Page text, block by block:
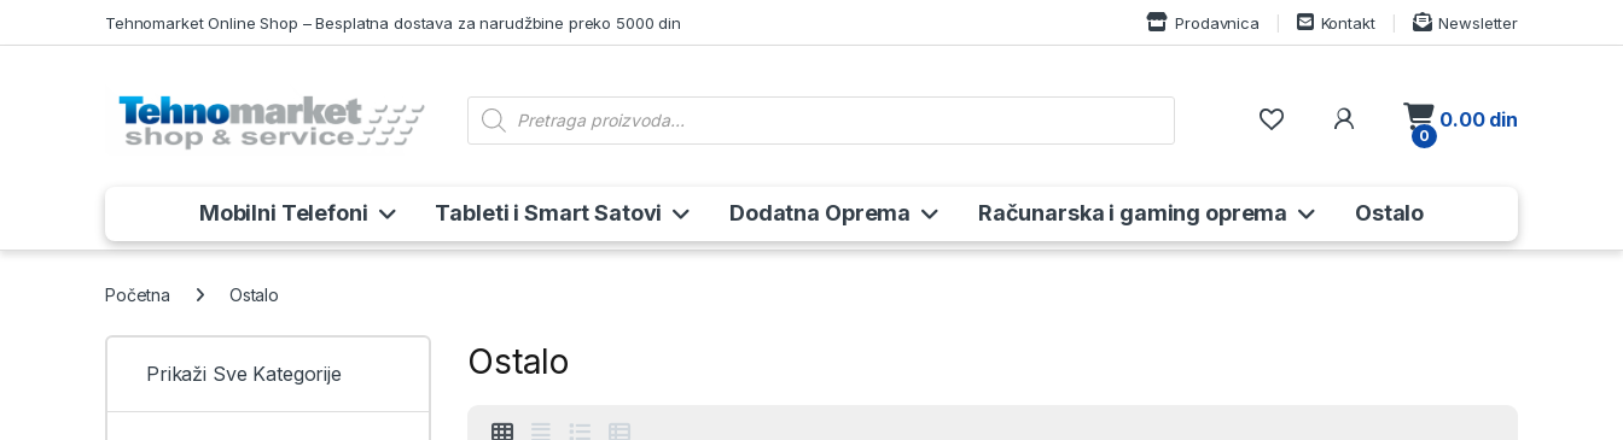
Tehnomarket Online Shop – Besplatna dostava za narudžbine preko 5000 din Prodavnica Kontakt Newsletter
Products search
My Account
0
0.00 din
Mobilni Telefoni Tableti i Smart Satovi Dodatna Oprema Računarska i gaming oprema Ostalo
Početna Ostalo
Ostalo
Prikaži Sve Kategorije